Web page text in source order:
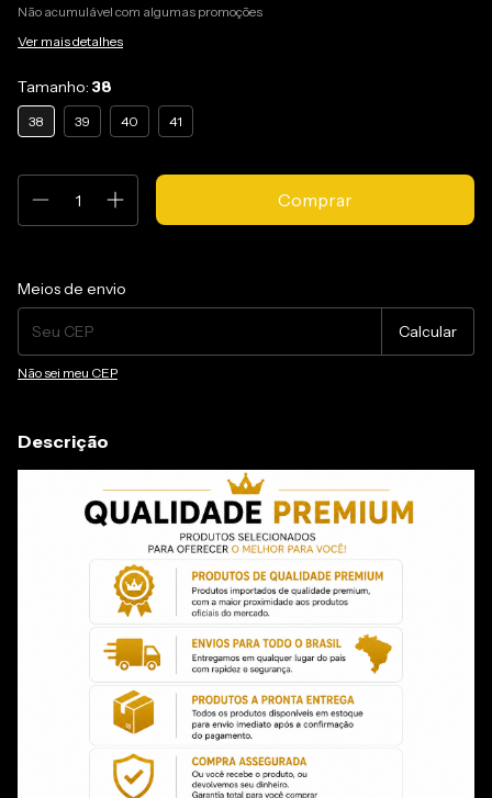
Não acumulável com algumas promoções
Ver mais detalhes
Tamanho: 38
38 39 40 41
Entregas para o CEP:
Meios de envio
Calcular
Não sei meu CEP
Descrição